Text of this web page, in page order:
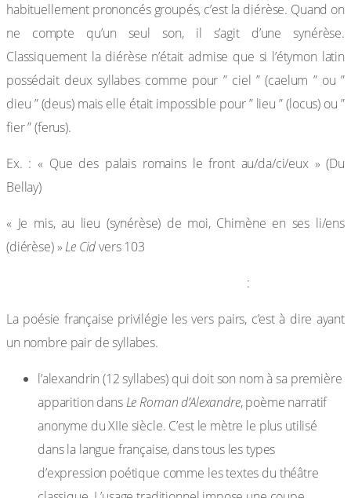
habituellement prononcés groupés, c’est la diérèse. Quand on
ne compte qu’un seul son, il s’agit d’une synérèse.
Classiquement la diérèse n’était admise que si l’étymon latin
possédait deux syllabes comme pour ” ciel ” (caelum ” ou ”
dieu ” (deus) mais elle était impossible pour ” lieu ” (locus) ou ”
fier ” (ferus).
Ex. : « Que des palais romains le front au/da/ci/eux » (Du
Bellay)
« Je mis, au lieu (synérèse) de moi, Chimène en ses li/ens
(diérèse) » Le Cidvers 103
:
La poésie française privilégie les vers pairs, c’est à dire ayant
un nombre pair de syllabes.
l’alexandrin (12 syllabes) qui doit son nom à sa première
apparition dans Le Roman d’Alexandre, poème narratif
anonyme du XIIe siècle. C’est le mètre le plus utilisé
dans la langue française, dans tous les types
d’expression poétique comme les textes du théâtre